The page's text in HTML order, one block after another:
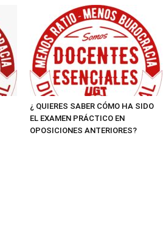
¿ QUIERES SABER CÓMO HA SIDO
EL EXAMEN PRÁCTICO EN
OPOSICIONES ANTERIORES?